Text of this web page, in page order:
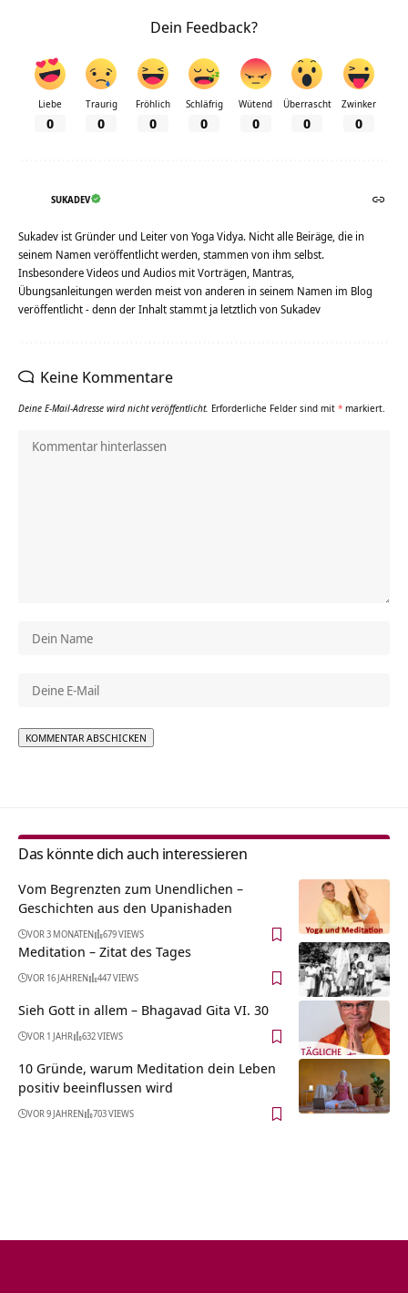
Dein Feedback?
Liebe
0
Traurig
0
Fröhlich
0
Schläfrig
0
Wütend
0
Überrascht
0
Zwinker
0
SUKADEV
Sukadev ist Gründer und Leiter von Yoga Vidya. Nicht alle Beiräge, die in
seinem Namen veröffentlicht werden, stammen von ihm selbst.
Insbesondere Videos und Audios mit Vorträgen, Mantras,
Übungsanleitungen werden meist von anderen in seinem Namen im Blog
veröffentlicht - denn der Inhalt stammt ja letztlich von Sukadev
Keine Kommentare
Deine E-Mail-Adresse wird nicht veröffentlicht. Erforderliche Felder sind mit * markiert.
Das könnte dich auch interessieren
Vom Begrenzten zum Unendlichen –
Geschichten aus den Upanishaden
VOR 3 MONATEN 679 VIEWS
Meditation – Zitat des Tages
VOR 16 JAHREN 447 VIEWS
Sieh Gott in allem – Bhagavad Gita VI. 30
VOR 1 JAHR 632 VIEWS
10 Gründe, warum Meditation dein Leben
positiv beeinflussen wird
VOR 9 JAHREN 703 VIEWS